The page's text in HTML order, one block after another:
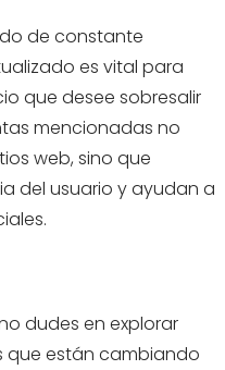
de constante
es vital para
que desee sobresalir
mencionadas no
web, sino que
del usuario y ayudan a
dudes en explorar
que están cambiando